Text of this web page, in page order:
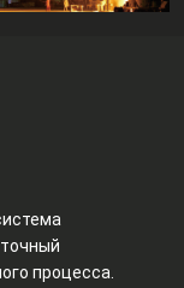
процесса.